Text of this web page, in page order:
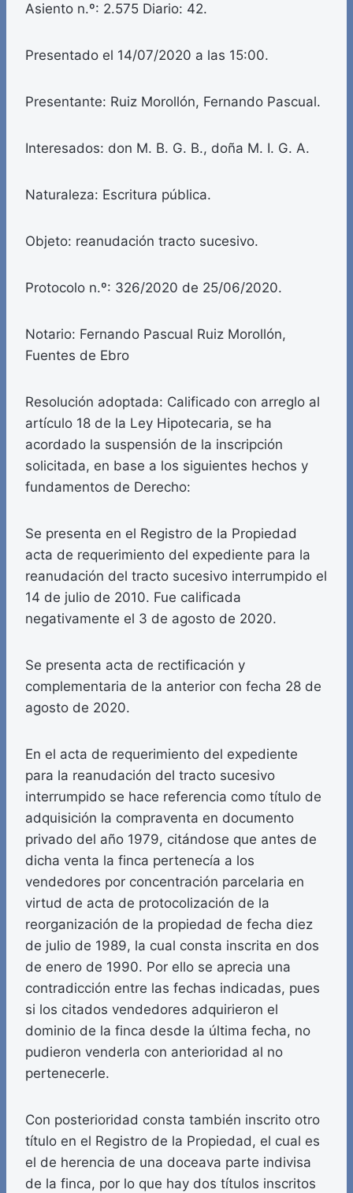
Asiento n.º: 2.575 Diario: 42.
Presentado el 14/07/2020 a las 15:00.
Presentante: Ruiz Morollón, Fernando Pascual.
Interesados: don M. B. G. B., doña M. I. G. A.
Naturaleza: Escritura pública.
Objeto: reanudación tracto sucesivo.
Protocolo n.º: 326/2020 de 25/06/2020.
Notario: Fernando Pascual Ruiz Morollón,
Fuentes de Ebro
Resolución adoptada: Calificado con arreglo al
artículo 18 de la Ley Hipotecaria, se ha
acordado la suspensión de la inscripción
solicitada, en base a los siguientes hechos y
fundamentos de Derecho:
Se presenta en el Registro de la Propiedad
acta de requerimiento del expediente para la
reanudación del tracto sucesivo interrumpido el
14 de julio de 2010. Fue calificada
negativamente el 3 de agosto de 2020.
Se presenta acta de rectificación y
complementaria de la anterior con fecha 28 de
agosto de 2020.
En el acta de requerimiento del expediente
para la reanudación del tracto sucesivo
interrumpido se hace referencia como título de
adquisición la compraventa en documento
privado del año 1979, citándose que antes de
dicha venta la finca pertenecía a los
vendedores por concentración parcelaria en
virtud de acta de protocolización de la
reorganización de la propiedad de fecha diez
de julio de 1989, la cual consta inscrita en dos
de enero de 1990. Por ello se aprecia una
contradicción entre las fechas indicadas, pues
si los citados vendedores adquirieron el
dominio de la finca desde la última fecha, no
pudieron venderla con anterioridad al no
pertenecerle.
Con posterioridad consta también inscrito otro
título en el Registro de la Propiedad, el cual es
el de herencia de una doceava parte indivisa
de la finca, por lo que hay dos títulos inscritos